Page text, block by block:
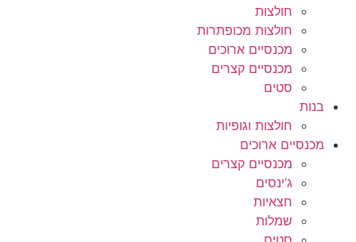
חולצות
חולצות מכופתרות
מכנסיים ארוכים
מכנסיים קצרים
סטים
בנות
חולצות וגופיות
מכנסיים ארוכים
מכנסיים קצרים
ג’ינסים
חצאיות
שמלות